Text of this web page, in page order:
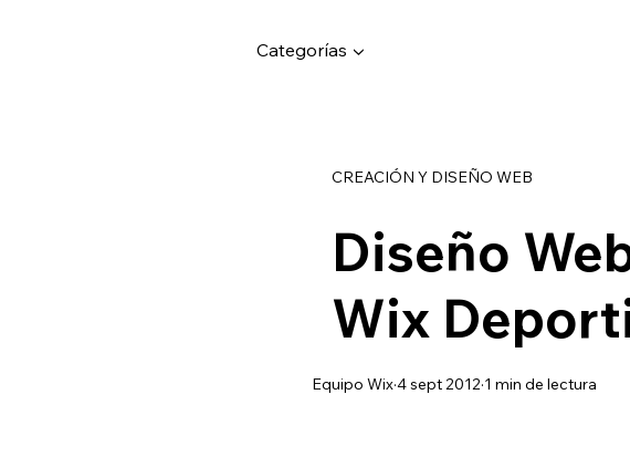
Categorías ▼
CREACIÓN Y DISEÑO WEB
Diseño
Wix
Equipo Wix4 sept 2012 1 min de lectura